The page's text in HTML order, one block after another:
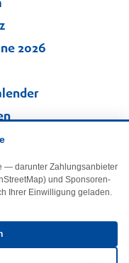
2026
— darunter Zahlungsanbieter
und Sponsoren-
Ihrer Einwilligung geladen.